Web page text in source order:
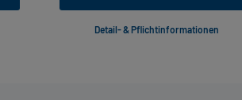
Detail- & Pflichtinformationen